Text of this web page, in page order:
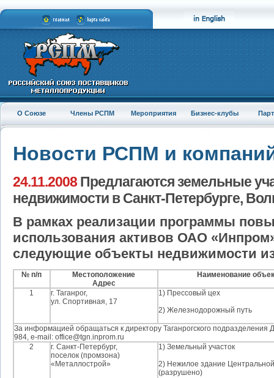
О Союзе Члены РСПМ Мероприятия Бизнес-клубы
Новости РСПМ и
24.11.2008 Предлагаются земельные
недвижимости в Санкт-Петербурге,
В рамках реализации программы
использования активов ОАО
следующие объекты недвижимости
№ п/п
Местоположение
Адрес
Наименование
1
г. Таганрог,
ул. Спортивная, 17
1) Прессовый цех
2) Железнодорожный путь
За информацией обращаться к директору Таганрогского
984, e-mail: office@tgn.inprom.ru
2
г. Санкт-Петербург,
поселок (промзона)
«Металлострой»
1) Земельный участок
2) Нежилое здание
(разрушено)